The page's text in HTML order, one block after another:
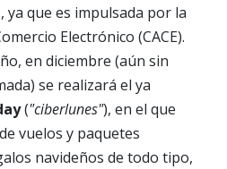
que es impulsada por la
Electrónico (CACE).
en diciembre (aún sin
se realizará el ya
("ciberlunes"), en el que
vuelos y paquetes
navideños de todo tipo,